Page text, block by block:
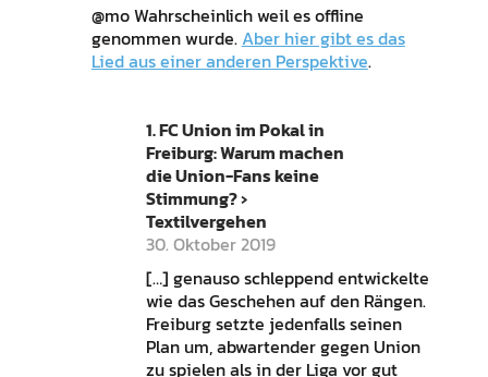
@mo Wahrscheinlich weil es offline
genommen wurde. Aber hier gibt es das
Lied aus einer anderen Perspektive.
1. FC Union im Pokal in
Freiburg: Warum machen
die Union-Fans keine
Stimmung? ›
Textilvergehen
30. Oktober 2019
[…] genauso schleppend entwickelte
wie das Geschehen auf den Rängen.
Freiburg setzte jedenfalls seinen
Plan um, abwartender gegen Union
zu spielen als in der Liga vor gut